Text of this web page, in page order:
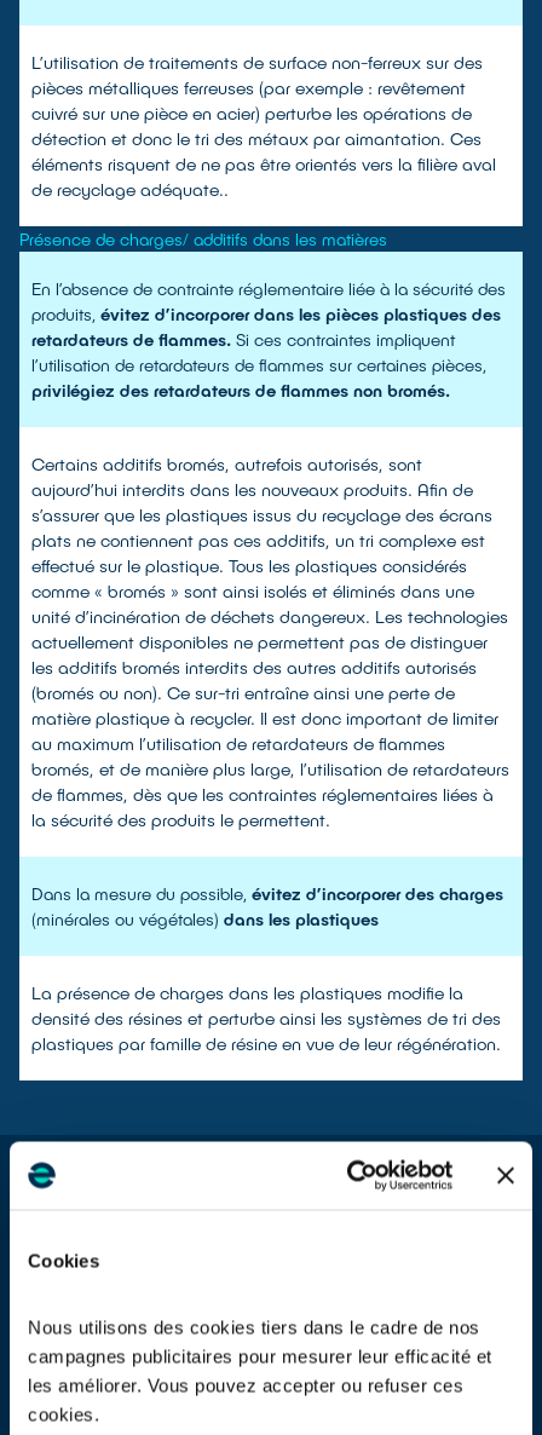
Cookies
Nous utilisons des cookies tiers dans le cadre de nos
campagnes publicitaires pour mesurer leur efficacité et
les améliorer. Vous pouvez accepter ou refuser ces
cookies.
L’utilisation de traitements de surface non-ferreux sur des
pièces métalliques ferreuses (par exemple : revêtement
cuivré sur une pièce en acier) perturbe les opérations de
détection et donc le tri des métaux par aimantation. Ces
éléments risquent de ne pas être orientés vers la filière aval
de recyclage adéquate..
Présence de charges/ additifs dans les matières
En l’absence de contrainte réglementaire liée à la sécurité des
produits, évitez d’incorporer dans les pièces plastiques des
retardateurs de flammes. Si ces contraintes impliquent
l’utilisation de retardateurs de flammes sur certaines pièces,
privilégiez des retardateurs de flammes non bromés.
Certains additifs bromés, autrefois autorisés, sont
aujourd’hui interdits dans les nouveaux produits. Afin de
s’assurer que les plastiques issus du recyclage des écrans
plats ne contiennent pas ces additifs, un tri complexe est
effectué sur le plastique. Tous les plastiques considérés
comme « bromés » sont ainsi isolés et éliminés dans une
unité d’incinération de déchets dangereux. Les technologies
actuellement disponibles ne permettent pas de distinguer
les additifs bromés interdits des autres additifs autorisés
(bromés ou non). Ce sur-tri entraîne ainsi une perte de
matière plastique à recycler. Il est donc important de limiter
au maximum l’utilisation de retardateurs de flammes
bromés, et de manière plus large, l’utilisation de retardateurs
de flammes, dès que les contraintes réglementaires liées à
la sécurité des produits le permettent.
Dans la mesure du possible, évitez d’incorporer des charges
(minérales ou végétales) dans les plastiques
La présence de charges dans les plastiques modifie la
densité des résines et perturbe ainsi les systèmes de tri des
plastiques par famille de résine en vue de leur régénération.
•Cas des plastiques associés entre eux
différentes résines.Si aucune alternative ne peut être trouvée,
utilisez dès que possible des couples de résines qui ont une
certaine compatibilité dans les process de régénération de
plastique recyclé* :